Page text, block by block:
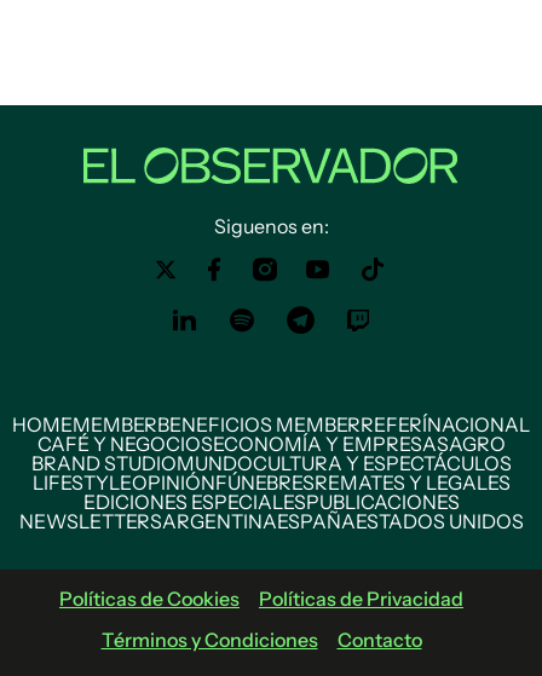
Siguenos en:
HOMEMEMBERBENEFICIOS MEMBERREFERÍNACIONAL
CAFÉ Y NEGOCIOSECONOMÍA Y EMPRESASAGRO
BRAND STUDIOMUNDOCULTURA Y ESPECTÁCULOS
LIFESTYLEOPINIÓNFÚNEBRESREMATES Y LEGALES
EDICIONES ESPECIALESPUBLICACIONES
NEWSLETTERSARGENTINAESPAÑAESTADOS UNIDOS
Políticas de Cookies
Políticas de Privacidad
Términos y Condiciones
Contacto